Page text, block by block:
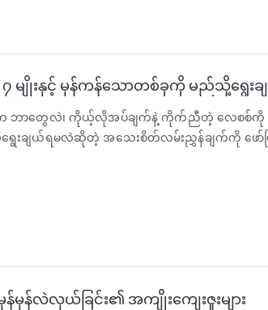
၇ မျိုးနှင့် မှန်ကန်သောတစ်ခုကို မည်သို့ရွေး
ဘာတွေလဲ၊ ကိုယ့်လိုအပ်ချက်နဲ့ ကိုက်ညီတဲ့ လေစစ်ကို ဘယ်
းချယ်ရမလဲဆိုတဲ့ အသေးစိတ်လမ်းညွှန်ချက်ကို ဖော်
န်မှန်လဲလှယ်ခြင်း၏ အကျိုးကျေးဇူးများ